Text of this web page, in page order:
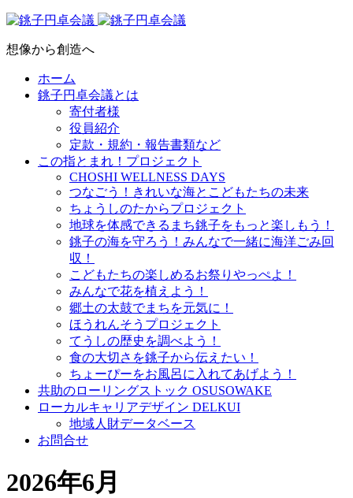
想像から創造へ
ホーム
銚子円卓会議とは
寄付者様
役員紹介
定款・規約・報告書類など
この指とまれ！プロジェクト
CHOSHI WELLNESS DAYS
つなごう！きれいな海とこどもたちの未来
ちょうしのたからプロジェクト
地球を体感できるまち銚子をもっと楽しもう！
銚子の海を守ろう！みんなで一緒に海洋ごみ回
収！
こどもたちの楽しめるお祭りやっぺよ！
みんなで花を植えよう！
郷土の太鼓でまちを元気に！
ほうれんそうプロジェクト
てうしの歴史を調べよう！
食の大切さを銚子から伝えたい！
ちょーぴーをお風呂に入れてあげよう！
共助のローリングストック OSUSOWAKE
ローカルキャリアデザイン DELKUI
地域人財データベース
お問合せ
2026年6月